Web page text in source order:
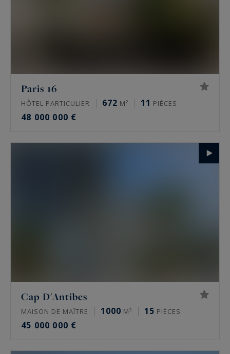
Paris 16
HÔTEL PARTICULIER 672 M² 11 PIÈCES
48 000 000 €
Cap D'Antibes
MAISON DE MAÎTRE 1000 M² 15 PIÈCES
45 000 000 €